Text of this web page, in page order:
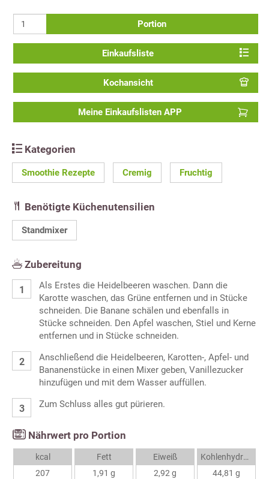
Portion
Einkaufsliste
Kochansicht
Meine Einkaufslisten APP
Kategorien
Smoothie Rezepte Cremig Fruchtig
Benötigte Küchenutensilien
Standmixer
Zubereitung
Als Erstes die Heidelbeeren waschen. Dann die
Karotte waschen, das Grüne entfernen und in Stücke
schneiden. Die Banane schälen und ebenfalls in
Stücke schneiden. Den Apfel waschen, Stiel und Kerne
entfernen und in Stücke schneiden.
Anschließend die Heidelbeeren, Karotten-, Apfel- und
Bananenstücke in einen Mixer geben, Vanillezucker
hinzufügen und mit dem Wasser auffüllen.
Zum Schluss alles gut pürieren.
Nährwert pro Portion
kcal
207
Fett
1,91 g
Eiweiß
2,92 g
Kohlenhydrate
44,81 g